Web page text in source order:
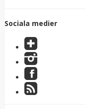
Sociala medier